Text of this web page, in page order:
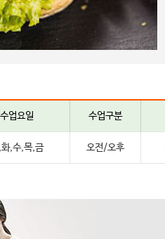
수업요일 수업구분
,수,목,금 오전/오후